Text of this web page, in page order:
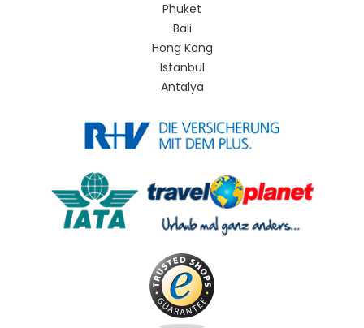
Phuket
Bali
Hong Kong
Istanbul
Antalya